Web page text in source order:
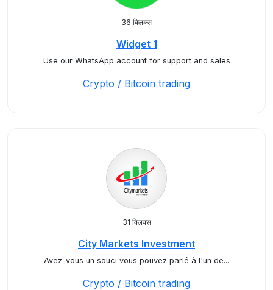
36 क्लिक्स
Widget 1
Use our WhatsApp account for support and sales
Crypto / Bitcoin trading
31 क्लिक्स
City Markets Investment
Avez-vous un souci vous pouvez parlé à l'un de...
Crypto / Bitcoin trading